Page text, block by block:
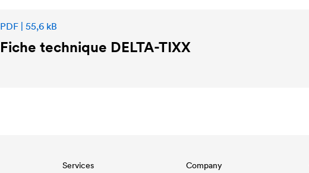
PDF | 55,6 kB
Fiche technique DELTA-TIXX
Services Company